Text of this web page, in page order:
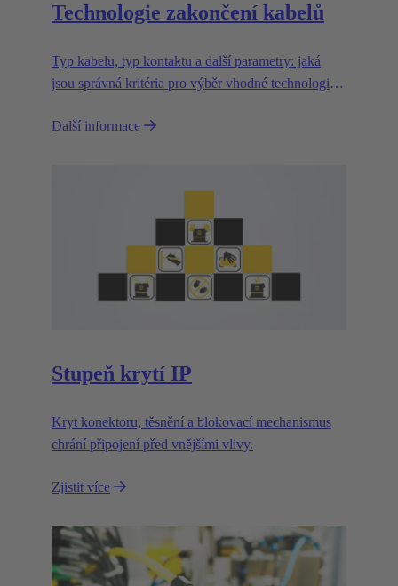
Technologie zakončení kabelů
Typ kabelu, typ kontaktu a další parametry: jaká
jsou správná kritéria pro výběr vhodné technologie
Další informace
Stupeň krytí IP
Kryt konektoru, těsnění a blokovací mechanismus
chrání připojení před vnějšími vlivy.
Zjistit více